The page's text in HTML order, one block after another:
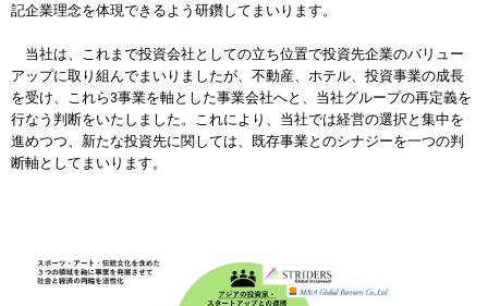
記企業理念を体現できるよう研鑽してまいります。
当社は、これまで投資会社としての立ち位置で投資先企業のバリュー
アップに取り組んでまいりましたが、不動産、ホテル、投資事業の成長
を受け、これら3事業を軸とした事業会社へと、当社グループの再定義を
行なう判断をいたしました。これにより、当社では経営の選択と集中を
進めつつ、新たな投資先に関しては、既存事業とのシナジーを一つの判
断軸としてまいります。